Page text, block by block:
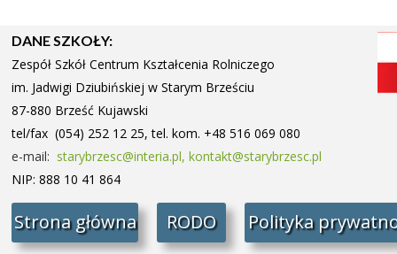
Strona główna Polityka
RODO
DANE SZKOŁY:
Zespół Szkół Centrum Kształcenia Rolniczego
im. Jadwigi Dziubińskiej w Starym Brześciu
87-880 Brześć Kujawski
tel/fax (054) 252 12 25, tel. kom. +48 516 069 080
e-mail: starybrzesc@interia.pl, kontakt@starybrzesc.pl
NIP: 888 10 41 864